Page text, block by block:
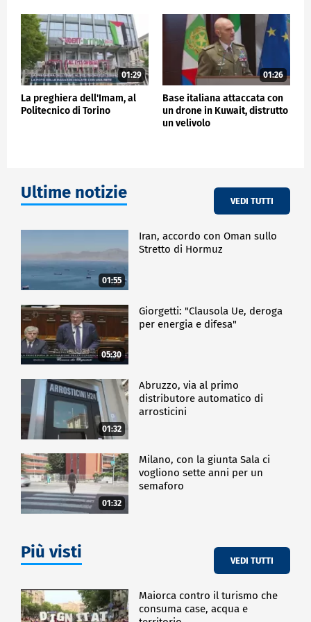
svolgere molte funzioni proprie dei satelliti, ma con
un costo molto minore.
Fra le applicazioni telecomunicazioni, navigazione;
telerilevamento".
Ma anche rapido intervento di protezione civile in
scenari di emergenza per sorveglianza di vaste aree
e ripristino delle telecomunicazioni dopo una
01:29
La preghiera dell'Imam, al
Politecnico di Torino
01:26
Base italiana attaccata con
un drone in Kuwait, distrutto
un velivolo
Ultime notizie VEDI TUTTI
01:55
Iran, accordo con Oman sullo
Stretto di Hormuz
05:30
Giorgetti: "Clausola Ue, deroga
per energia e difesa"
01:32
Abruzzo, via al primo
distributore automatico di
arrosticini
01:32
Milano, con la giunta Sala ci
vogliono sette anni per un
semaforo
Più visti VEDI TUTTI
Maiorca contro il turismo che
consuma case, acqua e